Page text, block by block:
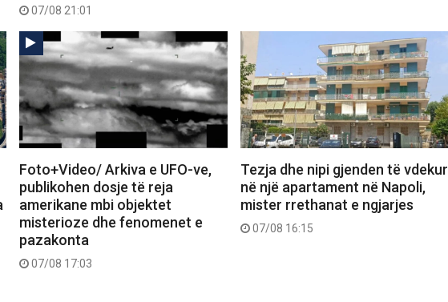
07/08 21:01
Foto+Video/ Arkiva e UFO-ve,
publikohen dosje të reja
amerikane mbi objektet
misterioze dhe fenomenet e
pazakonta
07/08 17:03
Tezja dhe nipi gjenden të vdekur
në një apartament në Napoli,
mister rrethanat e ngjarjes
07/08 16:15